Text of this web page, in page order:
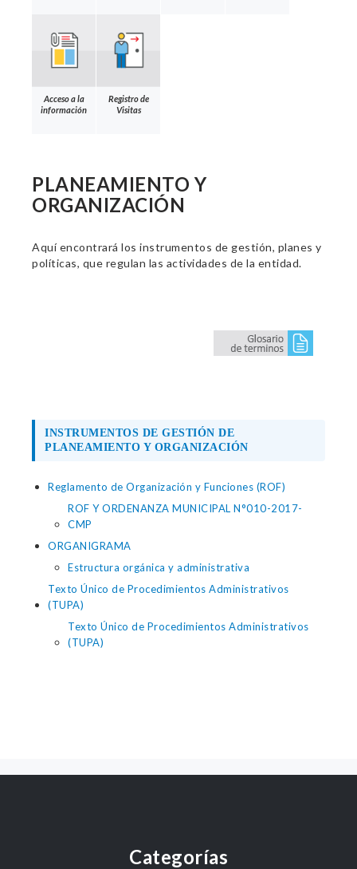
Acceso a la
información
Registro de
Visitas
PLANEAMIENTO Y
ORGANIZACIÓN
Aquí encontrará los instrumentos de gestión, planes y
políticas, que regulan las actividades de la entidad.
INSTRUMENTOS DE GESTIÓN DE
PLANEAMIENTO Y ORGANIZACIÓN
Reglamento de Organización y Funciones (ROF)
ROF Y ORDENANZA MUNICIPAL N°010-2017-
CMP
ORGANIGRAMA
Estructura orgánica y administrativa
Texto Único de Procedimientos Administrativos
(TUPA)
Texto Único de Procedimientos Administrativos
(TUPA)
Categorías